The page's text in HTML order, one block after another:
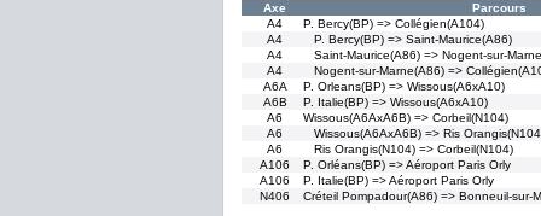
Axe
Parcours
A4
P. Bercy(BP) => Collégien(A104)
A4
P. Bercy(BP) => Saint-Maurice(A86)
A4
Saint-Maurice(A86) => Nogent-sur-
A4
Nogent-sur-Marne(A86) =>
A6A
P. Orleans(BP) => Wissous(A6xA10)
A6B
P. Italie(BP) => Wissous(A6xA10)
A6
Wissous(A6AxA6B) => Corbeil(N104)
A6
Wissous(A6AxA6B) => Ris
A6
Ris Orangis(N104) => Corbeil(N104)
A106
P. Orléans(BP) => Aéroport Paris Orly
A106
P. Italie(BP) => Aéroport Paris Orly
N406
Créteil Pompadour(A86) => Bonneuil-sur-